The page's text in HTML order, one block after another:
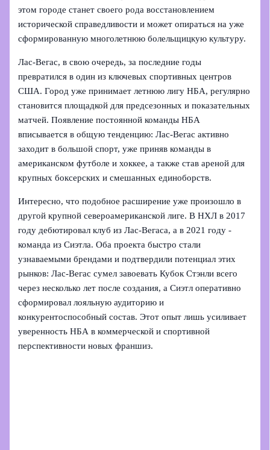
этом городе станет своего рода восстановлением
исторической справедливости и может опираться на уже
сформированную многолетнюю болельщицкую культуру.
Лас‑Вегас, в свою очередь, за последние годы
превратился в один из ключевых спортивных центров
США. Город уже принимает летнюю лигу НБА, регулярно
становится площадкой для предсезонных и показательных
матчей. Появление постоянной команды НБА
вписывается в общую тенденцию: Лас‑Вегас активно
заходит в большой спорт, уже приняв команды в
американском футболе и хоккее, а также став ареной для
крупных боксерских и смешанных единоборств.
Интересно, что подобное расширение уже произошло в
другой крупной североамериканской лиге. В НХЛ в 2017
году дебютировал клуб из Лас‑Вегаса, а в 2021 году -
команда из Сиэтла. Оба проекта быстро стали
узнаваемыми брендами и подтвердили потенциал этих
рынков: Лас‑Вегас сумел завоевать Кубок Стэнли всего
через несколько лет после создания, а Сиэтл оперативно
сформировал лояльную аудиторию и
конкурентоспособный состав. Этот опыт лишь усиливает
уверенность НБА в коммерческой и спортивной
перспективности новых франшиз.